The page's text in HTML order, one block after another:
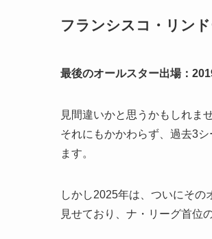
フランシスコ・リンド
最後のオールスター出場：
見間違いかと思うかもしれま
それにもかかわらず、過去3
ます。
しかし2025年は、ついにそ
見せており、ナ・リーグ首位